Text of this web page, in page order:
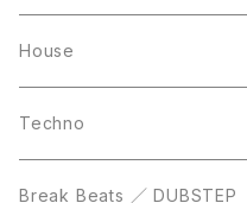
Casette Tape
12inch
DVD
12inch
LP
House
LP
12inch
Techno
12inch
Break Beats ／ DUBSTEP